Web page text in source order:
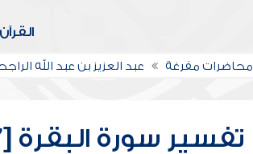
محاضرات مفرغة عبد العزيز بن عبد الله
تفسير سورة البقرة [97-101]